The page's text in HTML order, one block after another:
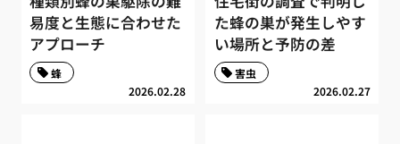
易度と生態に合わせた
アプローチ
2026.02.28
蜂
た蜂の巣が発生しやす
い場所と予防の差
2026.02.27
害虫